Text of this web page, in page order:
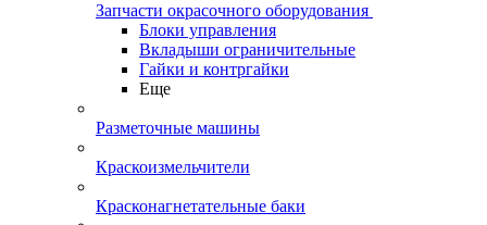
Запчасти окрасочного оборудования
Блоки управления
Вкладыши ограничительные
Гайки и контргайки
Еще
Разметочные машины
Краскоизмельчители
Красконагнетательные баки